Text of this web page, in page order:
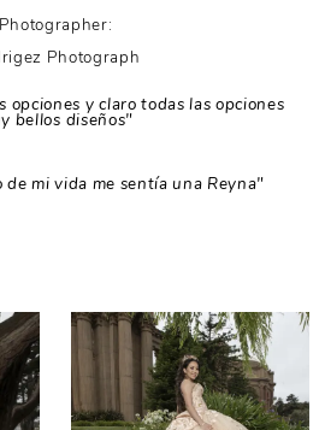
Photographer:
Photograph
opciones y claro todas las opciones
bellos diseños"
de mi vida me sentía una Reyna"